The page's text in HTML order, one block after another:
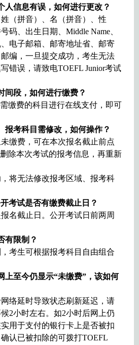
人信息有误，如何进行更改？
（拼音）、名（拼音）、性
码、出生日期、Middle Name、
电子邮箱、邮寄地址省、邮寄
编，一旦提交成功，考生无法
错误，请致电TOEFL Junior考试
间段，如何进行缴费？
缴费的科目进行在线支付，即可
报考科目需修改，如何操作？
缴费，可在本次报名截止前点
除本次考试的报考信息，再重新
将无法修改报考区域、报考科
考试是否有缴费截止日？
名截止日。公开考试日前两周
有限制？
考生可根据报考科目自由组合
上至今仍显示“未缴费”，该如何
络延时导致状态刷新延迟，请
2小时左右。如2小时后网上仍
用于支付的银行卡上是否被扣
认已被扣除的可拨打TOEFL